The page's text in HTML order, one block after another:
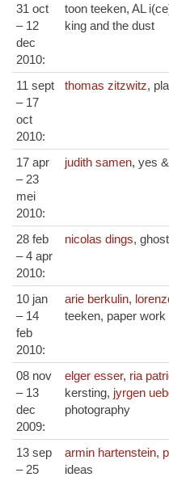
31 oct
– 12
dec
2010:
toon teeken, AL
king and the dust
11 sept
– 17
oct
2010:
thomas zitzwitz,
17 apr
– 23
mei
2010:
judith samen, yes
28 feb
– 4 apr
2010:
nicolas dings,
10 jan
– 14
feb
2010:
arie berkulin,
teeken, paper work
08 nov
– 13
dec
2009:
elger esser, ria
kersting, jyrgen
photography
13 sep
– 25
armin hartenstein,
ideas